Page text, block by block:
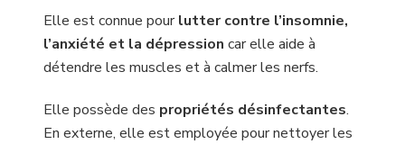
Elle est connue pourlutter contre l’insomnie,
l’anxiété et la dépression car elle aide à
détendre les muscles et à calmer les nerfs.
Elle possède des propriétés désinfectantes.
En externe, elle est employée pour nettoyer les